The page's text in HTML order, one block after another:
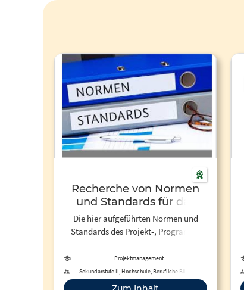
Recherche von Normen
und Standards für das
Projekt-, Programm- und
Portfoliomanagement
Die hier aufgeführten Normen und
Standards des Projekt-, Programm-
Rahmen eines Arbeitspapiers von Prof.
Dr. Michael Klotz und Prof. Dr. Susanne
Marx ermittelt. Hierfür kamen
Projektmanagement
Sekundarstufe II, Hochschule, Berufliche Bildung